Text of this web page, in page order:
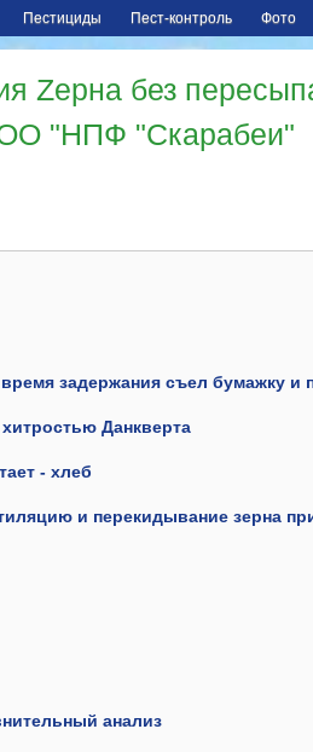
Пестициды Пест-контроль Фото
Zерна без
"НПФ "Скарабеи"
задержания съел бумажку и
Данкверта
- хлеб
и перекидывание зерна
анализ